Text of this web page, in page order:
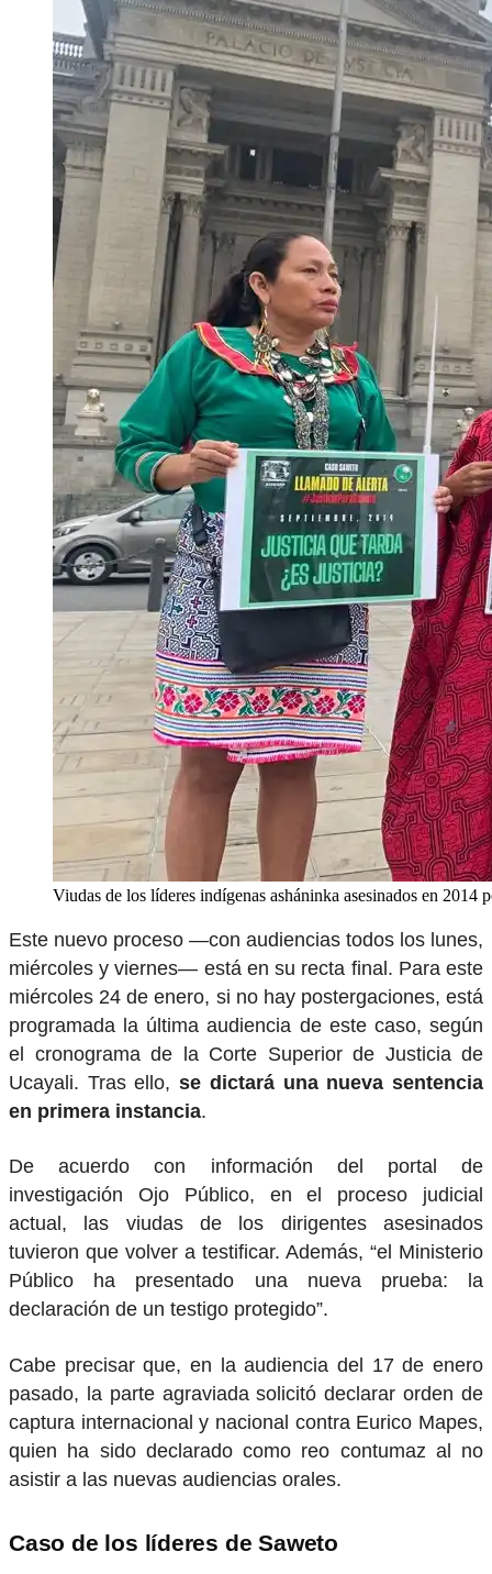
Viudas de los líderes indígenas asháninka asesinados en 2014
Este nuevo proceso —con audiencias todos los lunes,
miércoles y viernes— está en su recta final. Para este
miércoles 24 de enero, si no hay postergaciones, está
programada la última audiencia de este caso, según
el cronograma de la Corte Superior de Justicia de
Ucayali. Tras ello,se dictará una nueva sentencia
en primera instancia.
De acuerdo con información del portal de
investigación Ojo Público, en el proceso judicial
actual, las viudas de los dirigentes asesinados
tuvieron que volver a testificar. Además, “el Ministerio
Público ha presentado una nueva prueba: la
declaración de un testigo protegido”.
Cabe precisar que, en la audiencia del 17 de enero
pasado, la parte agraviada solicitó declarar orden de
captura internacional y nacional contra Eurico Mapes,
quien ha sido declarado como reo contumaz al no
asistir a las nuevas audiencias orales.
Caso de los líderes de Saweto